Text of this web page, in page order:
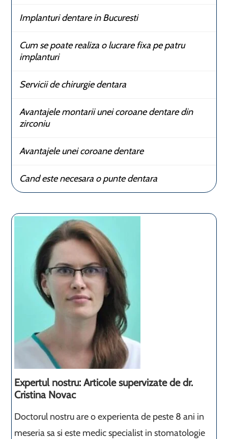
Implanturi dentare in Bucuresti
Cum se poate realiza o lucrare fixa pe patru
implanturi
Servicii de chirurgie dentara
Avantajele montarii unei coroane dentare din
zirconiu
Avantajele unei coroane dentare
Cand este necesara o punte dentara
Expertul nostru: Articole supervizate de dr.
Cristina Novac
Doctorul nostru are o experienta de peste 8 ani in
meseria sa si este medic specialist in stomatologie